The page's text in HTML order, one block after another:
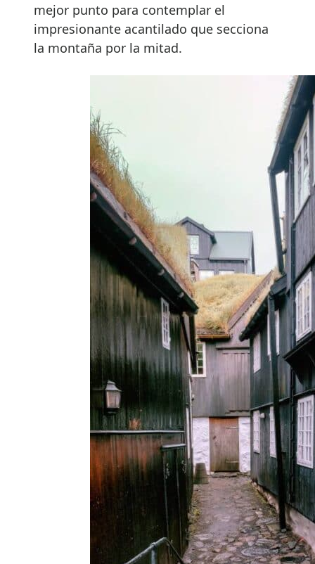
mejor punto para contemplar el
impresionante acantilado que secciona
la montaña por la mitad.